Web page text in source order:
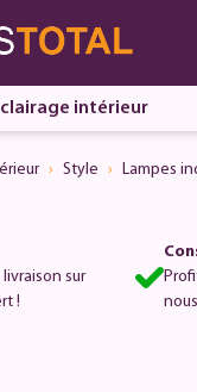
intérieur
Style Lampes
sur
!